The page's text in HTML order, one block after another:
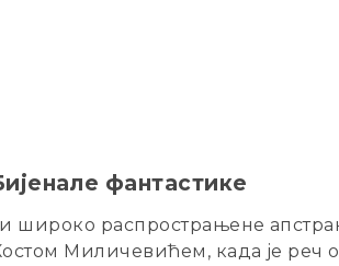
фантастике
широко распрострањене
Миличевићем, када је реч